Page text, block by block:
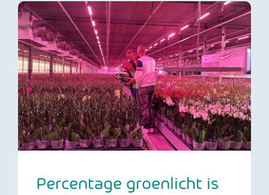
Percentage groenlicht is